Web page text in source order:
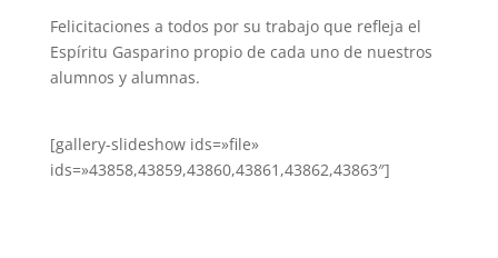
Felicitaciones a todos por su trabajo que refleja el
Espíritu Gasparino propio de cada uno de nuestros
alumnos y alumnas.
[gallery-slideshow ids=»file»
ids=»43858,43859,43860,43861,43862,43863″]